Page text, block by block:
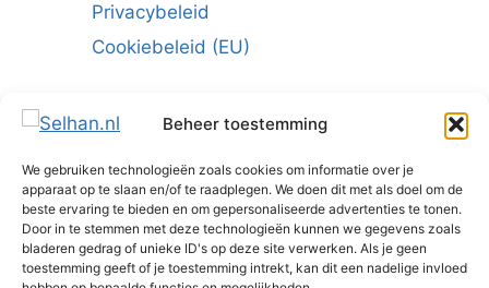
Beheer toestemming
We gebruiken technologieën zoals cookies om informatie over je
apparaat op te slaan en/of te raadplegen. We doen dit met als doel om de
beste ervaring te bieden en om gepersonaliseerde advertenties te tonen.
Door in te stemmen met deze technologieën kunnen we gegevens zoals
bladeren gedrag of unieke ID's op deze site verwerken. Als je geen
toestemming geeft of je toestemming intrekt, kan dit een nadelige invloed
Privacybeleid
Cookiebeleid (EU)
Schrijf u in voor de nieuwsbrief:
E-mailadres*